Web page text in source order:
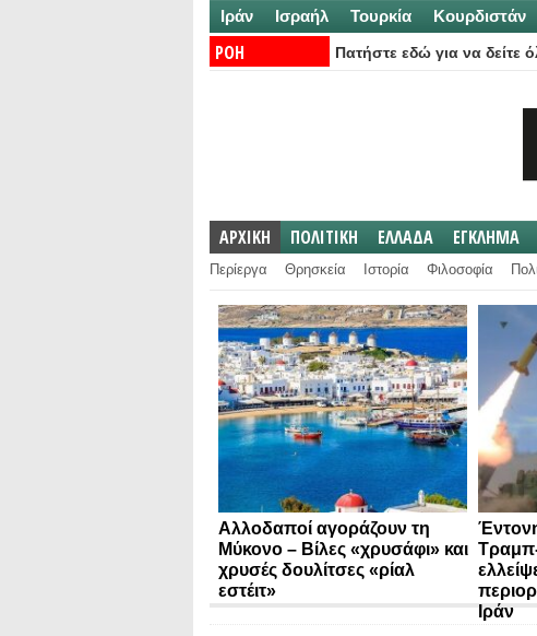
Ιράν Ισραήλ Τουρκία Κουρδιστάν
ΡΟΗ
Πατήστε εδώ για να δείτε
ΑΡΧΙΚΗ ΠΟΛΙΤΙΚΗ ΕΛΛΑΔΑ ΕΓΚΛΗΜΑ
Περίεργα Θρησκεία Ιστορία Φιλοσοφία
Αλλοδαποί αγοράζουν τη
Μύκονο – Βίλες «χρυσάφι» και
χρυσές δουλίτσες «ρίαλ
εστέιτ»
Τραμπ-
Ιράν